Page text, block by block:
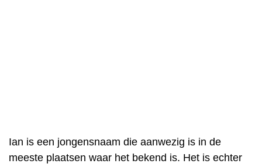
Ian is een jongensnaam die aanwezig is in de
meeste plaatsen waar het bekend is. Het is echter